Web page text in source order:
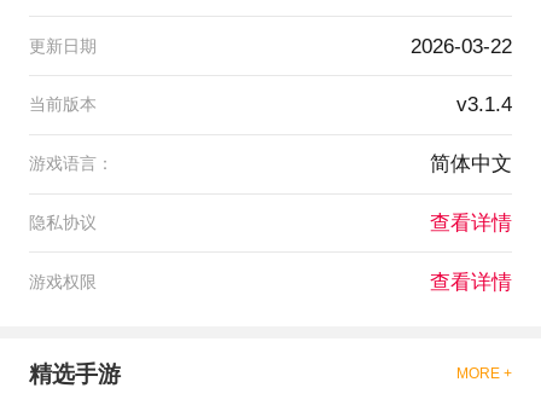
更新日期 2026-03-22
当前版本 v3.1.4
游戏语言： 简体中文
隐私协议 查看详情
游戏权限 查看详情
精选手游 MORE +